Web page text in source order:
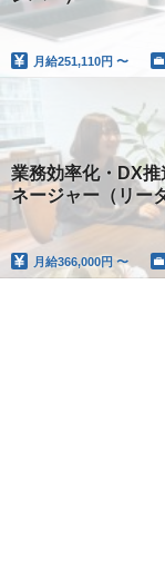
月給251,110円 〜
業務効率化・DX
ネージャー（リー
月給366,000円 〜